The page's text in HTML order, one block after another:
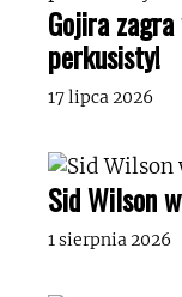
Gojira
perkusisty!
17 lipca 2026
Sid Wilson
1 sierpnia 2026